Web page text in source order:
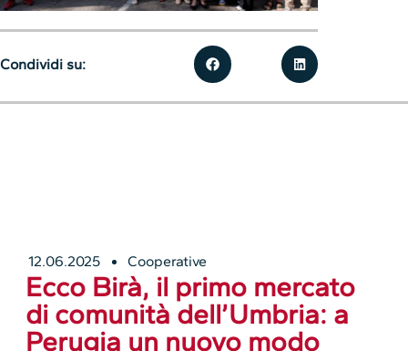
12.06.2025 Cooperative
Ecco Birà, il primo mercato
di comunità dell’Umbria: a
Perugia un nuovo modo
Condividi su: